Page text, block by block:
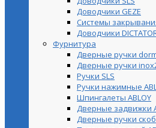
Доводчики GEZE
Cистемы
Доводчики
Фурнитура
Дверные ручки
Дверные ручки
Ручки SLS
Ручки нажимные
Шпингалеты ABLOY
Дверные задвижки
Дверные ручки